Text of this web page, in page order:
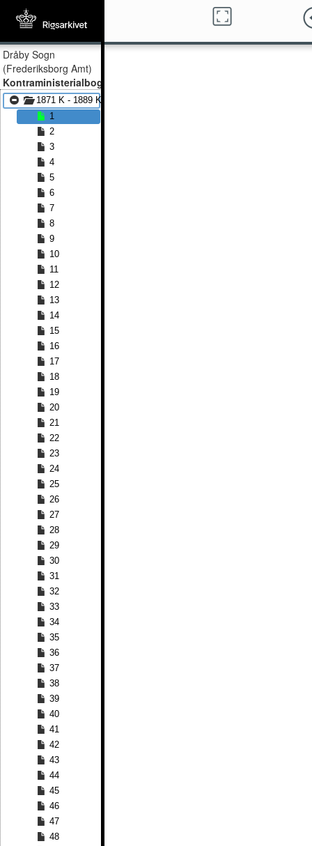
Dråby Sogn
(Frederiksborg Amt)
Kontraministerialbog
1871 K - 1889 K
1
2
3
4
5
6
7
8
9
10
11
12
13
14
15
16
17
18
19
20
21
22
23
24
25
26
27
28
29
30
31
32
33
34
35
36
37
38
39
40
41
42
43
44
45
46
47
48